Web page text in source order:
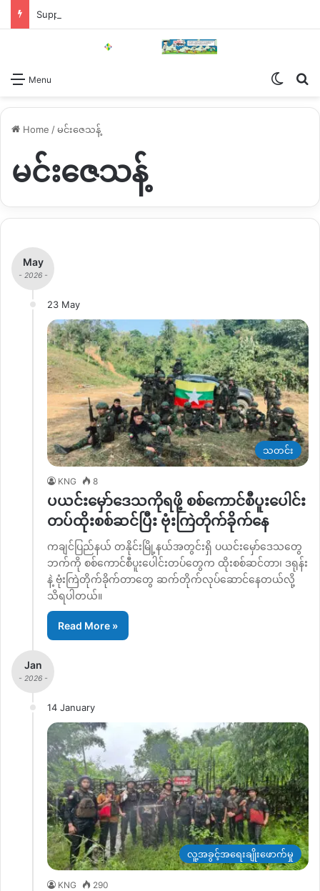
Support KNG
Menu
Home /မင်းဇေသန့်
မင်းဇေသန့်
May
- 2026 -
23 May
သတင်း
KNG 8
ပယင်းမှော်ဒေသကိုရဖို့ စစ်ကောင်စီပူးပေါင်း
တပ်ထိုးစစ်ဆင်ပြီး ဗုံးကြဲတိုက်ခိုက်နေ
ကချင်ပြည်နယ် တနိုင်းမြို့နယ်အတွင်းရှိ ပယင်းမှော်ဒေသတွေ
ဘက်ကို စစ်ကောင်စီပူးပေါင်းတပ်တွေက ထိုးစစ်ဆင်တာ၊ ဒရုန်း
နဲ့ ဗုံးကြဲတိုက်ခိုက်တာတွေ ဆက်တိုက်လုပ်ဆောင်နေတယ်လို့
သိရပါတယ်။
Read More »
Jan
- 2026 -
14 January
လူ့အခွင့်အရေးချိုးဖောက်မှု
KNG 290